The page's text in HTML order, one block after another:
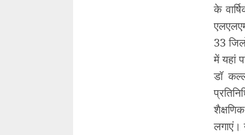
के
33
में यहां
डॉ
लगाएं।